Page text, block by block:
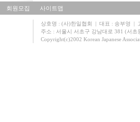
회원모집 사이트맵
상호명 : (사)한일협회 | 대표 : 송부영 |
주소 : 서울시 서초구 강남대로 381 (서
Copyright(c)2002 Korean Japanese